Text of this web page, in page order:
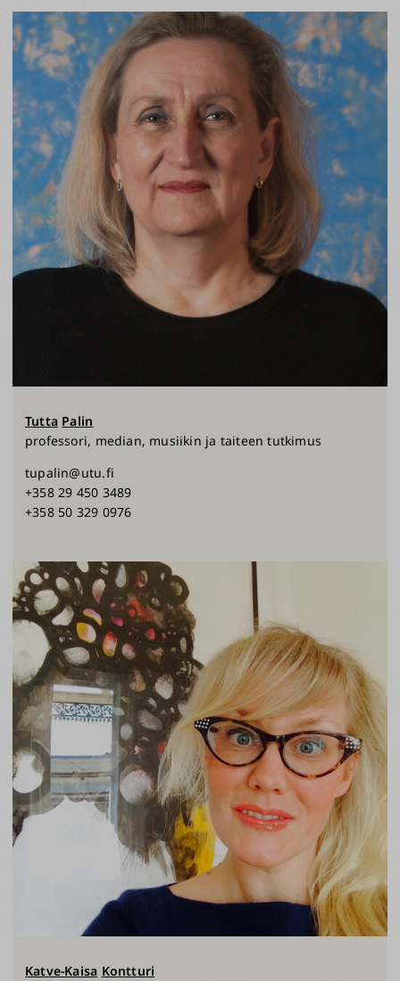
Tutta Palin
professori, median, musiikin ja taiteen tutkimus
tupalin@utu.fi
+358 29 450 3489
+358 50 329 0976
Katve-Kaisa Kontturi